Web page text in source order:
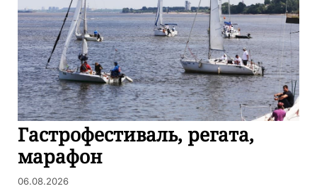
Гастрофестиваль, регата,
марафон
06.08.2026